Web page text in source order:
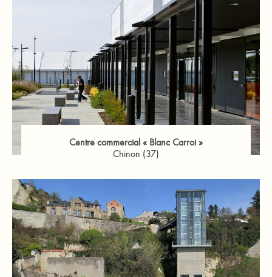
Centre commercial « Blanc Carroi »
Chinon (37)